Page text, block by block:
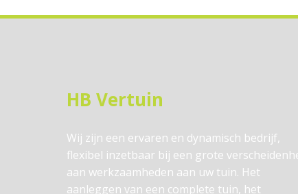
HB Vertuin
Wij zijn een ervaren en dynamisch bedrijf,
flexibel inzetbaar bij een grote
aan werkzaamheden aan uw tuin. Het
aanleggen van een complete tuin, het